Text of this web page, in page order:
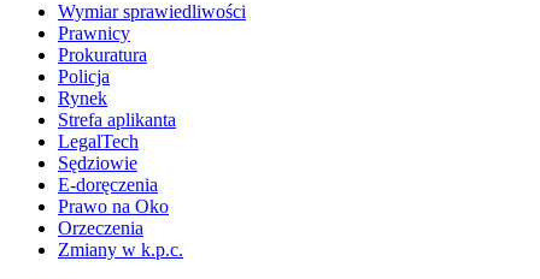
Wymiar sprawiedliwości
Prawnicy
Prokuratura
Policja
Rynek
Strefa aplikanta
LegalTech
Sędziowie
E-doręczenia
Prawo na Oko
Orzeczenia
Zmiany w k.p.c.